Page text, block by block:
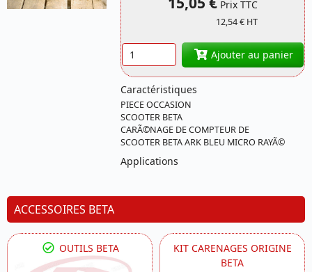
Prix TTC
12,54 € HT
Quantité Ajouter au panier
Caractéristiques
PIECE OCCASION
SCOOTER BETA
CARÃ©NAGE DE COMPTEUR DE
SCOOTER BETA ARK BLEU MICRO RAYÃ©
Applications
ACCESSOIRES BETA
OUTILS BETA
KIT CARENAGES ORIGINE
BETA